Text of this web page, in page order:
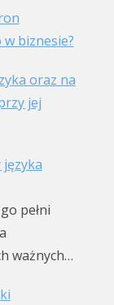
biznesie?
oraz na
jej
języka
pełni
ważnych…